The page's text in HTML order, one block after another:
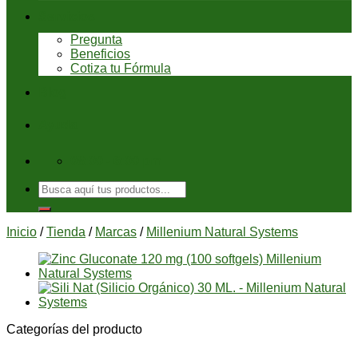
Pregunta
Beneficios
Cotiza tu Fórmula
Buscar
por:
Inicio / Tienda / Marcas / Millenium Natural Systems
Categorías del producto